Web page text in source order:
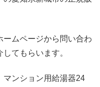
ムページから問い合わ
てもらいます。
マンション用給湯器24